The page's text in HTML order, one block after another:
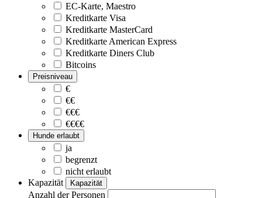
EC-Karte, Maestro
Kreditkarte Visa
Kreditkarte MasterCard
Kreditkarte American Express
Kreditkarte Diners Club
Bitcoins
Preisniveau
€
€€
€€€
€€€€
Hunde erlaubt
ja
begrenzt
nicht erlaubt
Kapazität
Kapazität
Anzahl der Personen